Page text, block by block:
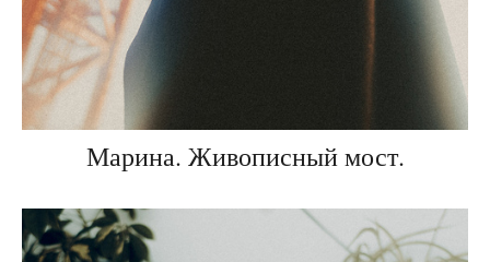
Марина. Живописный мост.